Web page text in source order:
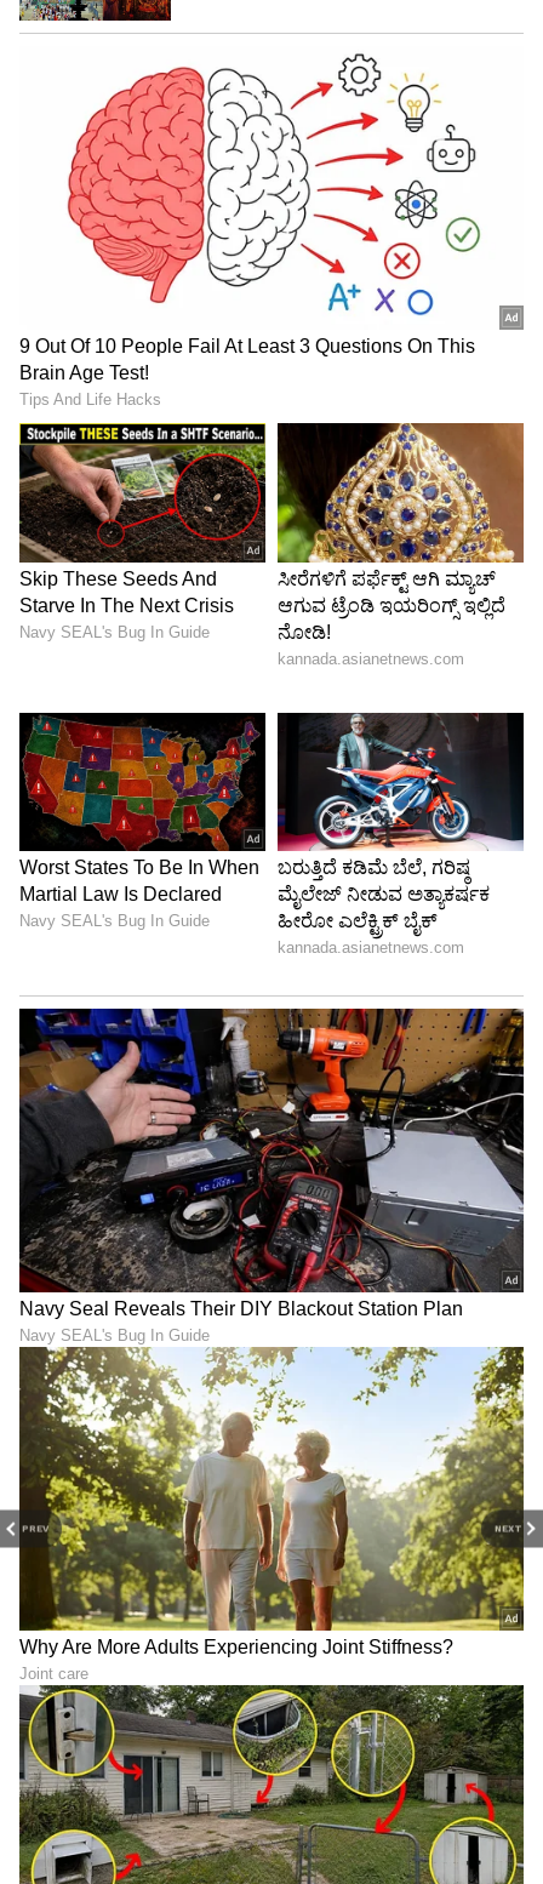
PREV NEXT
ವಾಸ್ತವವಾಗಿ, ಮೀನವು ತಮ್ಮ ಸುತ್ತಲಿನ ಜನರಿಗೆ ಸಹಾಯ
ಮಾಡುತ್ತದೆ ಮತ್ತು ಅವರ ಪ್ರಯತ್ನಗಳು ಸಕಾರಾತ್ಮಕ
ಪರಿಣಾಮವನ್ನು ಬೀರುತ್ತದೆ. ಆದರೆ ಶ್ಲಾಘನೆ ಸಿಗುವುದಿಲ್ಲ.
ಪ್ರತಿಯಾಗಿ ಏನನ್ನೂ ನಿರೀಕ್ಷಿಸದಿರುವುದೊಂದೇ ಅವರು
ಮಾಡಬೇಕಿರುವುದು.
6
8
ಮೇಷ ರಾಶಿ
ಮೇಷ ರಾಶಿಯವರು ತಮ್ಮ ನಮ್ರತೆ ಮತ್ತು ಪ್ರಾಯೋಗಿಕತೆಗೆ
ಹೆಸರುವಾಸಿಯಾಗಿದ್ದಾರೆ. ಅವರು ತಮ್ಮ ಗುರಿಗಳನ್ನು
ಪಟ್ಟುಬಿಡದೆ ಬೆನ್ನಟ್ಟಲು ಏನು ಬೇಕಾದರೂ ಮಾಡುತ್ತಾರೆ.
ತಮ್ಮ ಕೆಲಸ ತಾವೇ ಮಾಡಬೇಕೆಂದು ನಂಬಿದವರು. ಅವರು
ತಮ್ಮ ರೆಕಗ್ನಿಶನ್‌ಗಾಗಿ ಹಾತೊರೆಯುವುದೂ ಇಲ್ಲ, ಅದು
ಅವರಿಗೆ ಸಿಗುವುದೂ ಇಲ್ಲ!
7
8
ಮೇಷ ರಾಶಿಯ ಕ್ರಿಯೆಗಳು ಸಾಮಾನ್ಯವಾಗಿ ಅವರ ನೈತಿಕ
ದಿಕ್ಸೂಚಿ ಮತ್ತು ಸರಿಯಾದದ್ದನ್ನು ಮಾಡುವ ನಿಜವಾದ
ಬಯಕೆಯಿಂದ ಮಾರ್ಗದರ್ಶಿಸಲ್ಪಡುತ್ತವೆ. ಅವರ
ಕಾರ್ಯಗಳಲ್ಲಿ ಪ್ರಾಮಾಣಿಕತೆ ಇರುತ್ತದೆ. ಆದರೆ, ಮನ್ನಣೆ
ಮಾತ್ರ ಮರೀಚಿಕೆಯೇ ಸರಿ.